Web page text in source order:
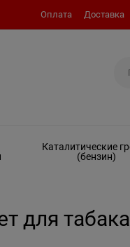
Оплата Доставка
Каталитические
(бензин)
для